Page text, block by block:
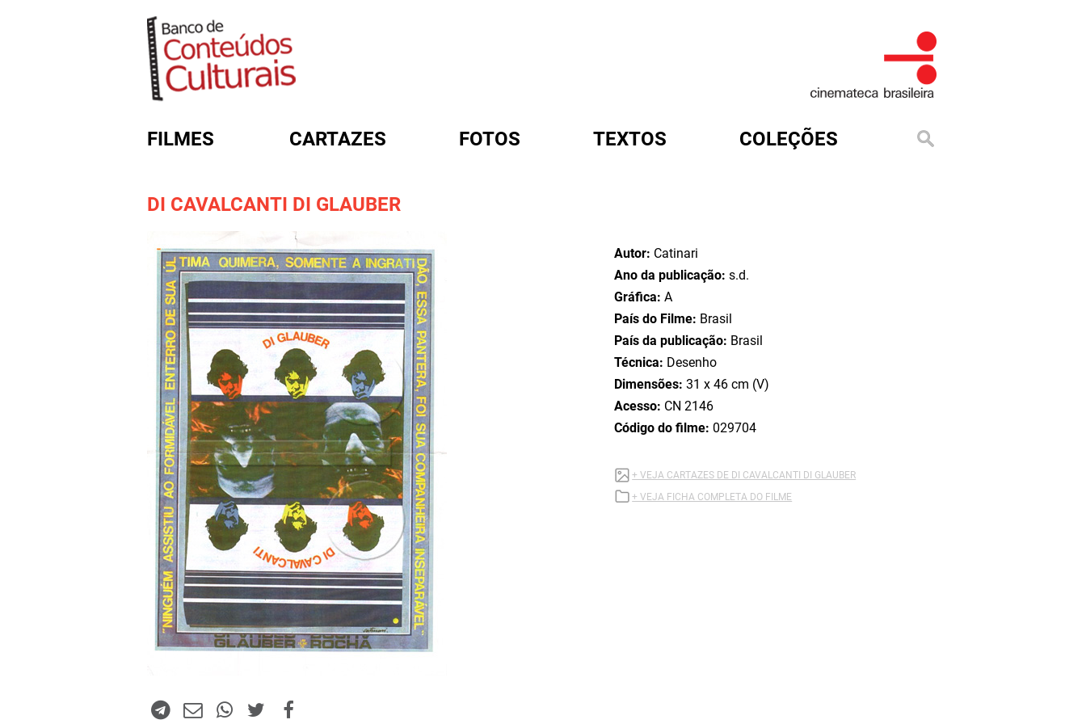
FILMES CARTAZES FOTOS TEXTOS COLEÇÕES
DI CAVALCANTI DI GLAUBER
Autor: Catinari
Ano da publicação:s.d.
Gráfica:A
País do Filme: Brasil
País da publicação: Brasil
Técnica: Desenho
Dimensões:31 x 46 cm (V)
Acesso: CN 2146
Código do filme:029704
+ VEJA CARTAZES DE DI CAVALCANTI DI GLAUBER
+ VEJA FICHA COMPLETA DO FILME